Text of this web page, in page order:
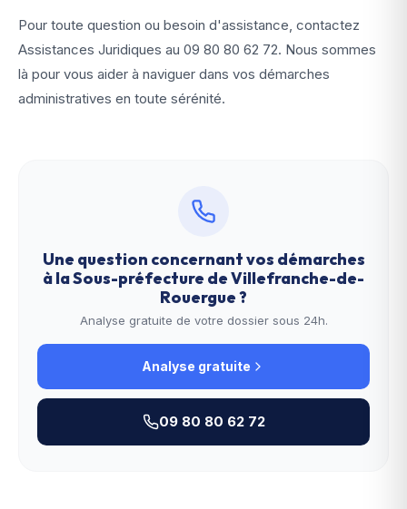
Pour toute question ou besoin d'assistance, contactez
Assistances Juridiques au 09 80 80 62 72. Nous sommes
là pour vous aider à naviguer dans vos démarches
administratives en toute sérénité.
Une question concernant vos démarches
à laSous-préfecture de Villefranche-de-
Rouergue?
Analyse gratuite de votre dossier sous 24h.
Analyse gratuite
09 80 80 62 72